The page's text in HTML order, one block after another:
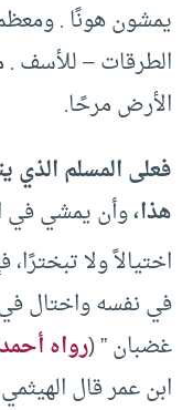
يمشون هونًا .
الطرقات – للأسف
الأرض مرحًا.
فعلى المسلم الذي
هذا،وأن يمشي في
اختيالاً ولا تبخترًا،
في نفسه واختال
غضبان ” (رواه أحمد
ابن عمر قال